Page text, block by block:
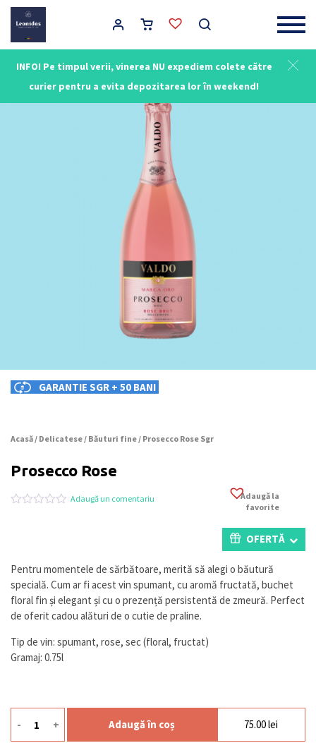
INFO! Pe timpul verii, vinerea NU expediem colete către
curier pentru a evita depozitarea lor în weekend!
Main Navigation
GARANTIE SGR + 50 BANI
Acasă/ Delicatese/ Băuturi fine/ Prosecco Rose Sgr
Prosecco Rose
pe
a
evaluări
la
Adaugă un comentariu
Adaugă la
favorite
OFERTĂ
Pentru momentele de sărbătoare, merită să alegi o băutură
specială. Cum ar fi acest vin spumant, cu aromă fructată, buchet
floral fin și elegant și cu o prezență persistentă de zmeură. Perfect
de oferit cadou alături de o cutie de praline.
Tip de vin: spumant, rose, sec (floral, fructat)
Gramaj: 0.75l
Cantitate Prosecco Rose Sgr
- + Adaugă în coș 75.00lei